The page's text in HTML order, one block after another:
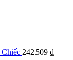
242.509 ₫